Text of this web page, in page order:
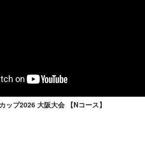
ップ2026 大阪大会 【Nコース】